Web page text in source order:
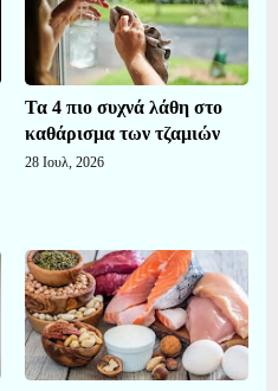
Τα 4 πιο συχνά λάθη στο
καθάρισμα των τζαμιών
28 Ιουλ, 2026